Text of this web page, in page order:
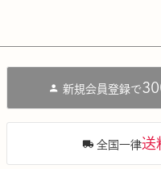
新規会員登録で
全国一律送